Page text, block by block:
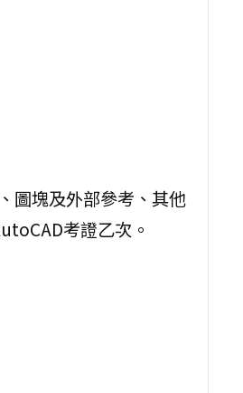
圖塊及外部參考、其他
考證乙次。